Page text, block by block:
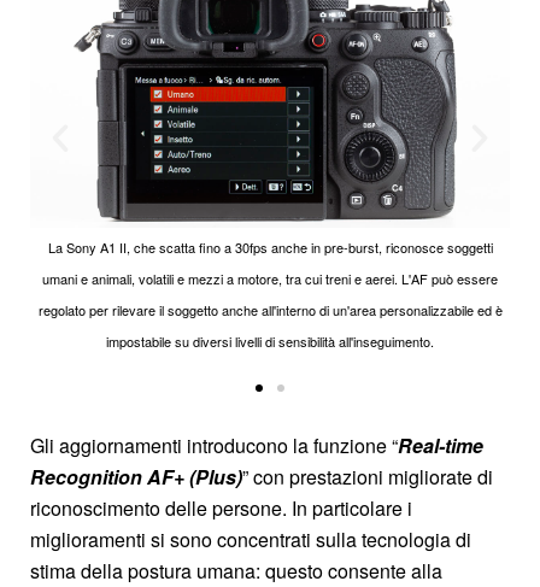
La Sony A1 II, che scatta fino a 30fps anche in pre-burst, riconosce soggetti
umani e animali, volatili e mezzi a motore, tra cui treni e aerei. L'AF può essere
regolato per rilevare il soggetto anche all'interno di un'area personalizzabile ed è
impostabile su diversi livelli di sensibilità all'inseguimento.
La Sony A1 II, che scatta fino a 30fps anche in pre-burst, riconosce soggetti
umani e animali, volatili e mezzi a motore, tra cui treni e aerei. L'AF può essere
regolato per rilevare il soggetto anche all'interno di un'area personalizzabile ed è
impostabile su diversi livelli di sensibilità all'inseguimento.
La Sony A1 II, che scatta fino a 30fps anche in pre-burst, riconosce soggetti
umani e animali, volatili e mezzi a motore, tra cui treni e aerei. L'AF può essere
regolato per rilevare il soggetto anche all'interno di un'area personalizzabile ed è
impostabile su diversi livelli di sensibilità all'inseguimento.
La Sony A1 II, che scatta fino a 30fps anche in pre-burst, riconosce soggetti
umani e animali, volatili e mezzi a motore, tra cui treni e aerei. L'AF può essere
regolato per rilevare il soggetto anche all'interno di un'area personalizzabile ed è
impostabile su diversi livelli di sensibilità all'inseguimento.
Gli aggiornamenti introducono la funzione “Real-time
Recognition AF+ (Plus)” con prestazioni migliorate di
riconoscimento delle persone. In particolare i
miglioramenti si sono concentrati sulla tecnologia di
stima della postura umana: questo consente alla